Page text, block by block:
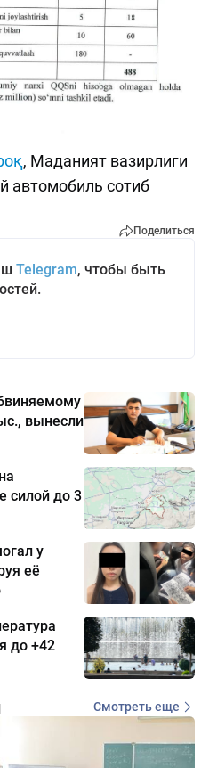
, Маданият вазирлиги
автомобиль сотиб
Поделиться
Telegram, чтобы быть
вынесли
силой до 3
у
её
до +42
Смотреть еще